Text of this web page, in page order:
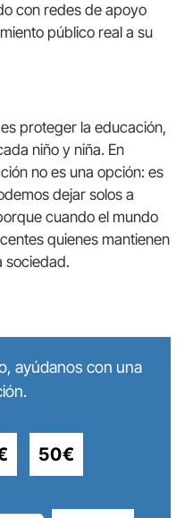
con redes de apoyo
público real a su
proteger la educación,
niño y niña. En
no es una opción: es
dejar solos a
cuando el mundo
quienes mantienen
sociedad.
ayúdanos con una
50€